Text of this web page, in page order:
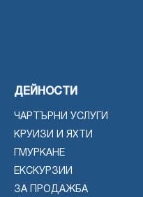
ДЕЙНОСТИ
ЧАРТЪРНИ УСЛУГИ
КРУИЗИ И ЯХТИ
ГМУРКАНЕ
ЕКСКУРЗИИ
ЗА ПРОДАЖБА